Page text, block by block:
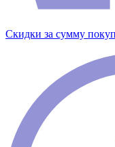
Скидки за сумму